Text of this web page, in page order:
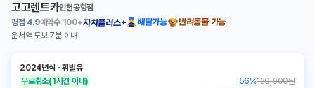
고고렌트카인천공항점
평점 4.9예약수 100+자차플러스+ 배달가능
반려동물 가능
운서역 도보 7분 이내
2024년식 ㆍ휘발유
무료취소(1시간 이내) 56%120,000원